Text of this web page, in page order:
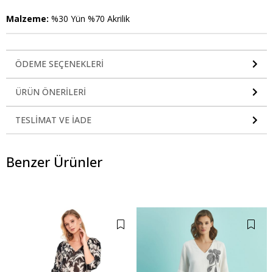
Malzeme: %30 Yün %70 Akrilik
ÖDEME SEÇENEKLERI
ÜRÜN ÖNERILERI
TESLIMAT VE İADE
Benzer Ürünler